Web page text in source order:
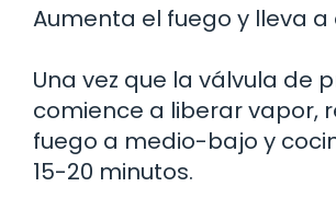
Aumenta el fuego y lleva a
Una vez que la válvula de
comience a liberar vapor,
fuego a medio-bajo y
15-20 minutos.